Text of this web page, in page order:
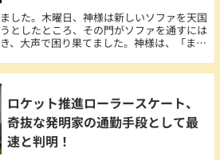
した。木曜日、神様は新しいソファを天国
としたところ、その門がソファを通すには
、大声で困り果てました。神様は、「まさ
た。
ロケット推進ローラースケート、
奇抜な発明家の通勤手段として最
速と判明！